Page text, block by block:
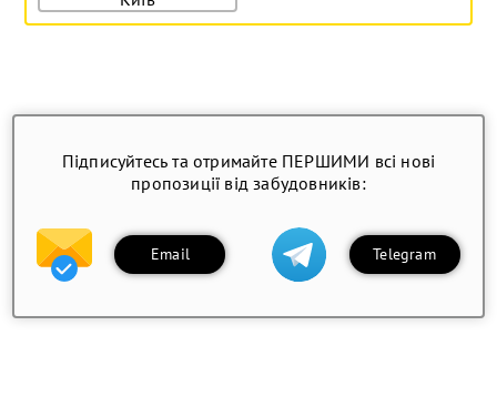
Підписуйтесь та отримайте ПЕРШИМИ всі нові
пропозиції від забудовників:
Email Telegram